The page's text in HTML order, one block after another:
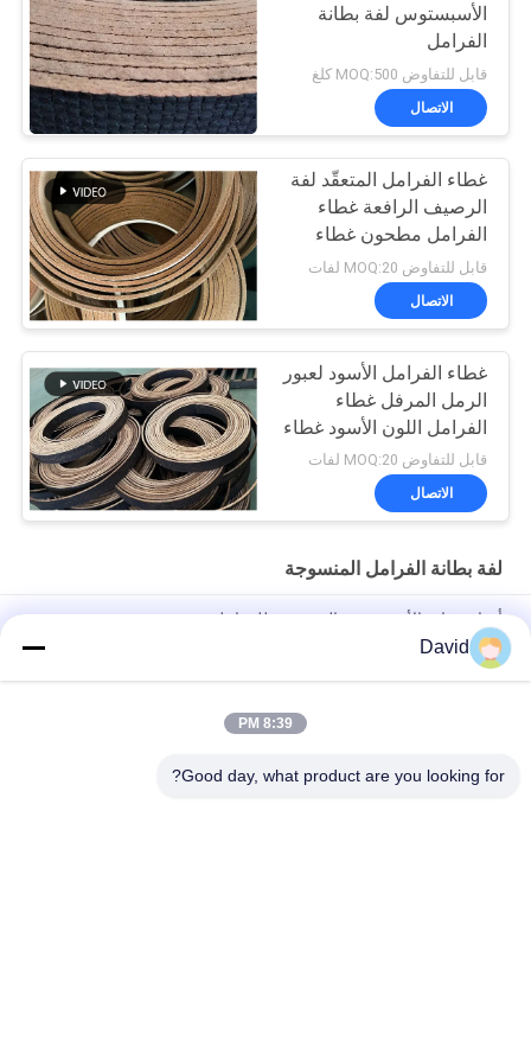
الأسبستوس لفة بطانة
الفرامل
قابل للتفاوض MOQ:500 كلغ
الاتصال
غطاء الفرامل المتعقّد لفة
الرصيف الرافعة غطاء
الفرامل مطحون غطاء
الفرامل المنسوج
قابل للتفاوض MOQ:20 لفات
الاتصال
غطاء الفرامل الأسود لعبور
الرمل المرفل غطاء
الفرامل اللون الأسود غطاء
الفرامل المنسوج
قابل للتفاوض MOQ:20 لفات
الاتصال
لفة بطانة الفرامل المنسوجة
أدوات غياب الأسبستوس المنسوجة للفرامل
أزيبست خالي من النسيج لفائف الفرامل لشركة صناعة السكر الجرار
الرافعة الرافعة المصعد
ملفات غطاء الفرامل المنسوجة المرنة المرنة لجهاز حفر النفط
David
8:39 PM
Good day, what product are you looking for?